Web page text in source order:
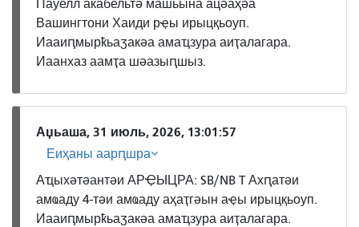
Пауелл акабельтә машьына ацәаҳәа
Вашингтони Хаиди рҿы ирыцқьоуп.
Иааиԥмырҟьаӡакәа амаҵзура аиҭалагара.
Иаанхаз аамҭа шәазыԥшыз.
Аџьаша, 31 июль, 2026, 13:01:57
Еиҳаны аарԥшра
Аҵыхәтәантәи АРҾЫЦРА: SB/NB T Ахԥатәи
амҩаду 4-тәи амҩаду аҳаҭгәын аҿы ирыцқьоуп.
Иааиԥмырҟьаӡакәа амаҵзура аиҭалагара.